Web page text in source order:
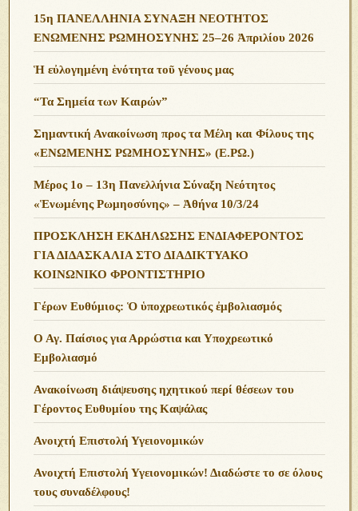
15η ΠΑΝΕΛΛΗΝΙΑ ΣΥΝΑΞΗ ΝΕΟΤΗΤΟΣ
ΕΝΩΜΕΝΗΣ ΡΩΜΗΟΣΥΝΗΣ 25–26 Ἀπριλίου 2026
Ἡ εὐλογημένη ἑνότητα τοῦ γένους μας
“Τα Σημεία των Καιρών”
Σημαντική Ανακοίνωση προς τα Μέλη και Φίλους της
«ΕΝΩΜΕΝΗΣ ΡΩΜΗΟΣΥΝΗΣ» (Ε.ΡΩ.)
Μέρος 1ο – 13η Πανελλήνια Σύναξη Νεότητος
«Ἑνωμένης Ρωμηοσύνης» – Ἀθήνα 10/3/24
ΠΡΟΣΚΛΗΣΗ ΕΚΔΗΛΩΣΗΣ ΕΝΔΙΑΦΕΡΟΝΤΟΣ
ΓΙΑ ΔΙΔΑΣΚΑΛΙΑ ΣΤΟ ΔΙΑΔΙΚΤΥΑΚΟ
ΚΟΙΝΩΝΙΚΟ ΦΡΟΝΤΙΣΤΗΡΙΟ
Γέρων Ευθύμιος: Ὁ ὑποχρεωτικός ἐμβολιασμός
Ο Αγ. Παίσιος για Αρρώστια και Υποχρεωτικό
Εμβολιασμό
Ανακοίνωση διάψευσης ηχητικού περί θέσεων του
Γέροντος Ευθυμίου της Καψάλας
Ανοιχτή Επιστολή Υγειονομικών
Ανοιχτή Επιστολή Υγειονομικών! Διαδώστε το σε όλους
τους συναδέλφους!